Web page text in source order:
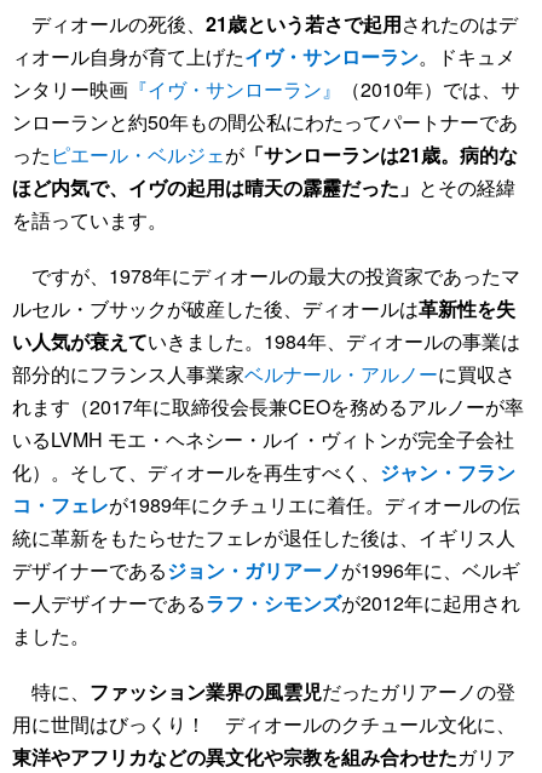
ディオールの死後、 21歳という若さで起用されたのはデ
ィオール自身が育て上げたイヴ・サンローラン。ドキュメ
ンタリー映画 『イヴ・サンローラン』
（2010年）では、サ
ンローランと約50年もの間公私にわたってパートナーであ
った ピエール・ベルジェが 「サンローランは21歳。病的な
ほど内気で、イヴの起用は晴天の霹靂だった」 とその経緯
を語っています。
ですが、1978年にディオールの最大の投資家であったマ
ルセル・ブサックが破産した後、ディオールは革新性を失
い人気が衰えていきました。1984年、ディオールの事業は
部分的にフランス人事業家ベルナール・アルノーに買収さ
れます（2017年に取締役会長兼CEOを務めるアルノーが率
いるLVMH モエ・ヘネシー・ルイ・ヴィトンが完全子会社
化）。そして、ディオールを再生すべく、 ジャン・フラン
コ・フェレが1989年にクチュリエに着任。ディオールの伝
統に革新をもたらせたフェレが退任した後は、イギリス人
デザイナーであるジョン・ガリアーノが1996年に、ベルギ
ー人デザイナーであるラフ・シモンズが2012年に起用され
ました。
特に、 ファッション業界の風雲児だったガリアーノの登
用に世間はびっくり！ ディオールのクチュール文化に、
東洋やアフリカなどの異文化や宗教を組み合わせたガリア